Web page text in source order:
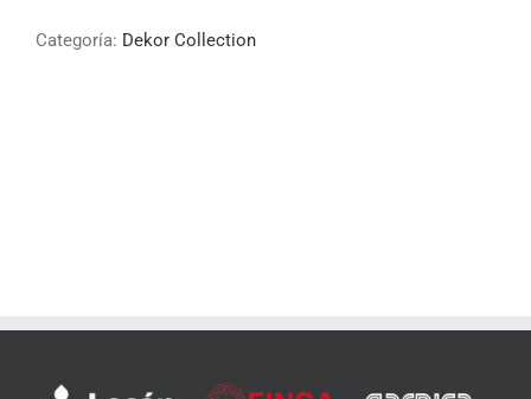
Categoría: Dekor Collection